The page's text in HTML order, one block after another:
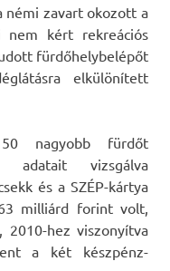
némi zavart okozott a
nem kért rekreációs
fürdőhelybelépőt
elkülönített
nagyobb fürdőt
adatait vizsgálva
és a SZÉP-kártya
milliárd forint volt,
2010-hez viszonyítva
a két készpénz-